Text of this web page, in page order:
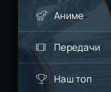
Аниме
Передачи
Наш топ